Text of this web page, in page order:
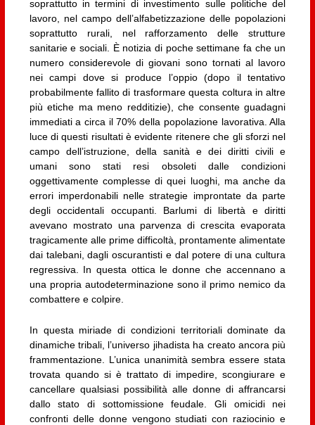
soprattutto in termini di investimento sulle politiche del
lavoro, nel campo dell’alfabetizzazione delle popolazioni
soprattutto rurali, nel rafforzamento delle strutture
sanitarie e sociali. È notizia di poche settimane fa che un
numero considerevole di giovani sono tornati al lavoro
nei campi dove si produce l’oppio (dopo il tentativo
probabilmente fallito di trasformare questa coltura in altre
più etiche ma meno redditizie), che consente guadagni
immediati a circa il 70% della popolazione lavorativa. Alla
luce di questi risultati è evidente ritenere che gli sforzi nel
campo dell’istruzione, della sanità e dei diritti civili e
umani sono stati resi obsoleti dalle condizioni
oggettivamente complesse di quei luoghi, ma anche da
errori imperdonabili nelle strategie improntate da parte
degli occidentali occupanti. Barlumi di libertà e diritti
avevano mostrato una parvenza di crescita evaporata
tragicamente alle prime difficoltà, prontamente alimentate
dai talebani, dagli oscurantisti e dal potere di una cultura
regressiva. In questa ottica le donne che accennano a
una propria autodeterminazione sono il primo nemico da
combattere e colpire.
In questa miriade di condizioni territoriali dominate da
dinamiche tribali, l’universo jihadista ha creato ancora più
frammentazione. L’unica unanimità sembra essere stata
trovata quando si è trattato di impedire, scongiurare e
cancellare qualsiasi possibilità alle donne di affrancarsi
dallo stato di sottomissione feudale. Gli omicidi nei
confronti delle donne vengono studiati con raziocinio e